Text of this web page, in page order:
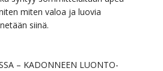
miten valoa ja luovia
siinä.
– KADONNEEN LUONTO-